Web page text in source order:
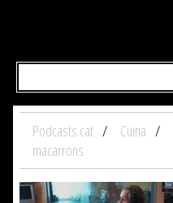
Podcasts.cat Cuina
macarrons